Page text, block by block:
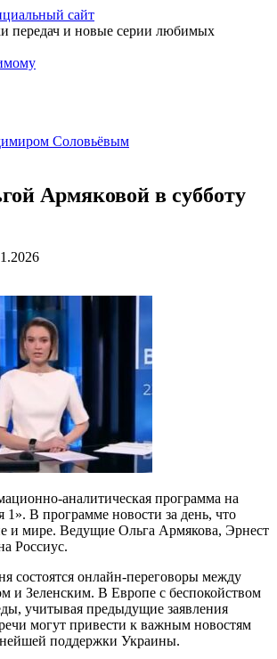
сайт
передач и новые серии любимых
Соловьёвым
Армяковой в субботу
аналитическая программа на
1». В программе новости за день, что
и мире. Ведущие Ольга Армякова, Эрнест
Россиус.
состоятся онлайн-переговоры между
и Зеленским. В Европе с беспокойством
учитывая предыдущие заявления
могут привести к важным новостям
поддержки Украины.